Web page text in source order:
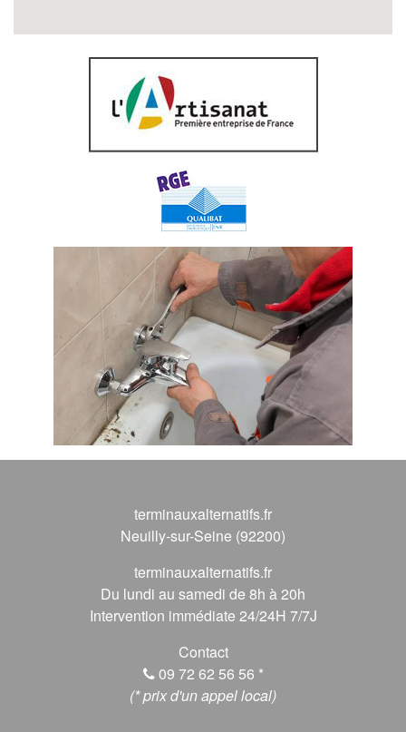
terminauxalternatifs.fr
Neuilly-sur-Seine (92200)
terminauxalternatifs.fr
Du lundi au samedi de 8h à 20h
Intervention immédiate 24/24H 7/7J
Contact
09 72 62 56 56 *
(* prix d'un appel local)